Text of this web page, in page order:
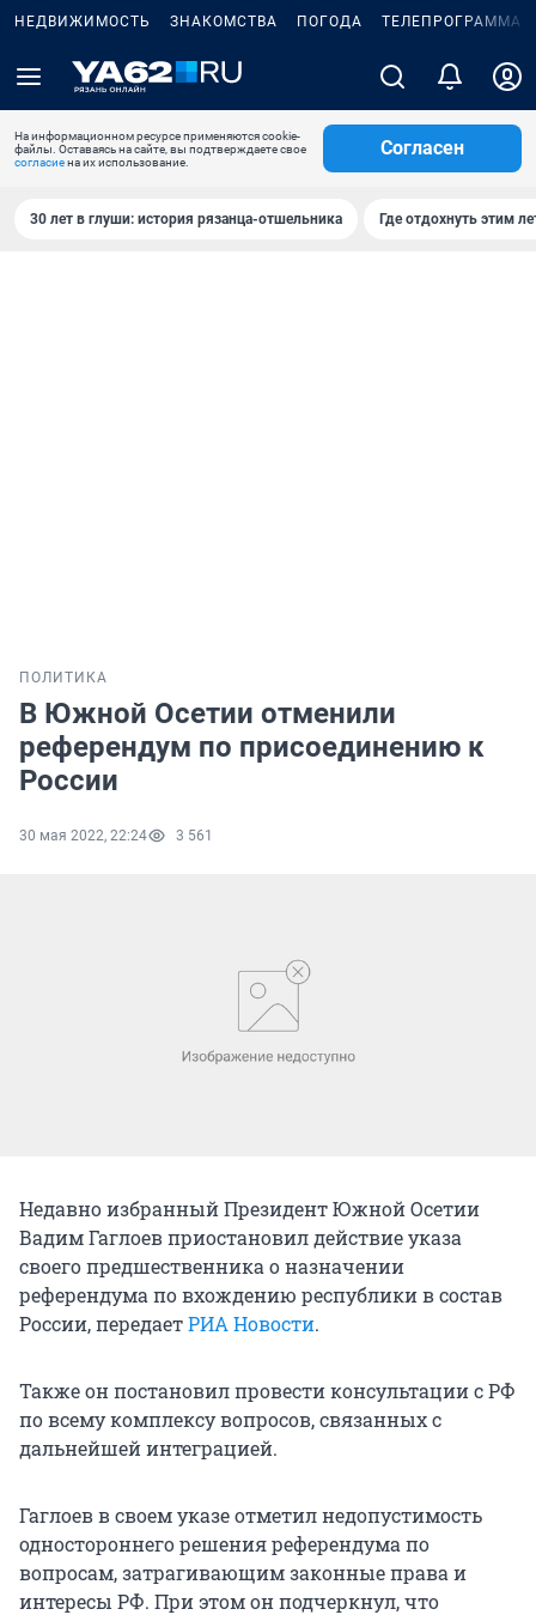
НЕДВИЖИМОСТЬ ЗНАКОМСТВА ПОГОДА ТЕЛЕПРОГРАММА
На информационном ресурсе применяются cookie-
файлы. Оставаясь на сайте, вы подтверждаете свое
согласиена их использование.
Согласен
30 лет в глуши: история рязанца-отшельника Где отдохнуть этим
ПОЛИТИКА
В Южной Осетии отменили
референдум по присоединению к
России
30 мая 2022, 22:24 3 561
Недавно избранный Президент Южной Осетии
Вадим Гаглоев приостановил действие указа
своего предшественника о назначении
референдума по вхождению республики в состав
России, передаетРИА Новости.
Также он постановил провести консультации с РФ
по всему комплексу вопросов, связанных с
дальнейшей интеграцией.
Гаглоев в своем указе отметил недопустимость
одностороннего решения референдума по
вопросам, затрагивающим законные права и
интересы РФ. При этом он подчеркнул, что